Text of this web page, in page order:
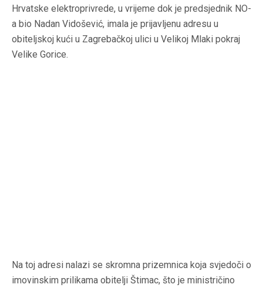
Hrvatske elektroprivrede, u vrijeme dok je predsjednik NO-
a bio Nadan Vidošević, imala je prijavljenu adresu u
obiteljskoj kući u Zagrebačkoj ulici u Velikoj Mlaki pokraj
Velike Gorice.
Na toj adresi nalazi se skromna prizemnica koja svjedoči o
imovinskim prilikama obitelji Štimac, što je ministričino